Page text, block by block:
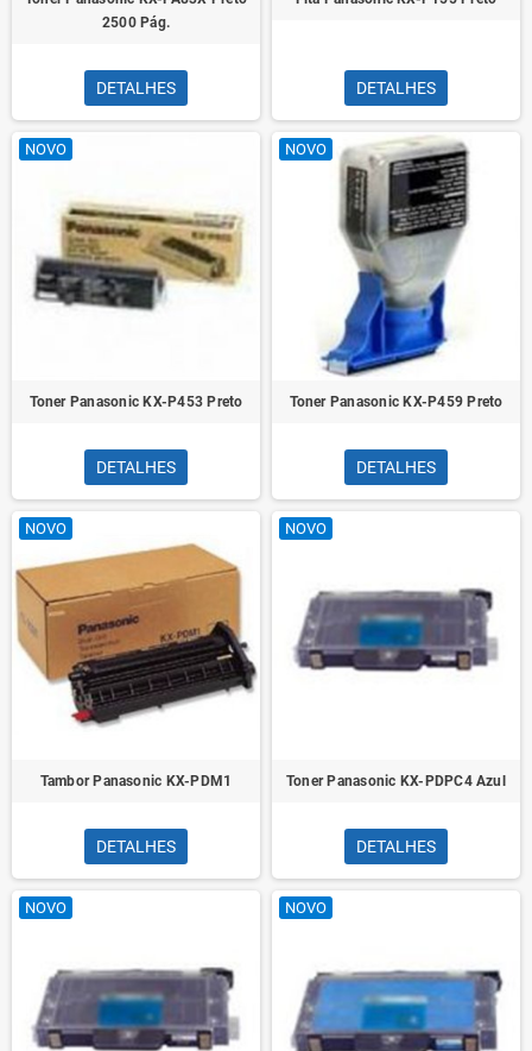
2500 Pág.
DETALHES DETALHES
NOVO
Toner Panasonic KX-P453 Preto
DETALHES
NOVO
Toner Panasonic KX-P459 Preto
DETALHES
NOVO
Tambor Panasonic KX-PDM1
DETALHES
NOVO
Toner Panasonic KX-PDPC4 Azul
DETALHES
NOVO NOVO